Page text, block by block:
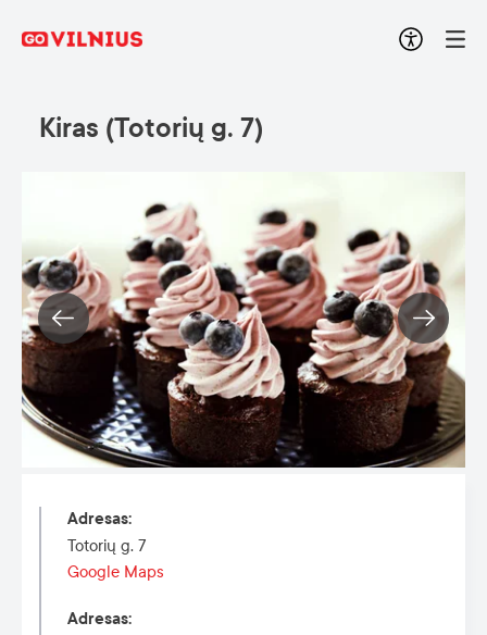
Kiras (Totorių g. 7)
Adresas:
Totorių g. 7
Google Maps
Adresas: